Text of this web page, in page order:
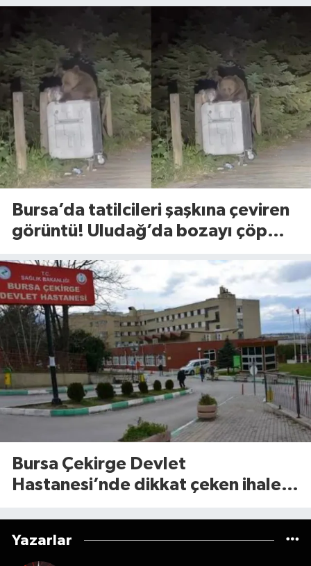
Bursa’da tatilcileri şaşkına çeviren
görüntü! Uludağ’da bozayı çöp
Bursa Çekirge Devlet
Hastanesi’nde dikkat çeken ihale!
Yazarlar